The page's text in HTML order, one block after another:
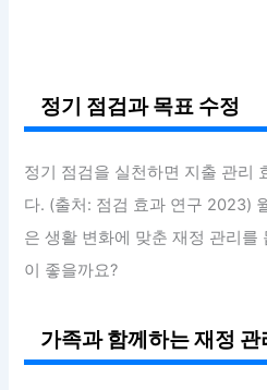
정기 점검과 목표 수정
정기 점검을 실천하면 지출 관리
다. (출처: 점검 효과 연구 2023)
은 생활 변화에 맞춘 재정 관리를
이 좋을까요?
가족과 함께하는 재정 관